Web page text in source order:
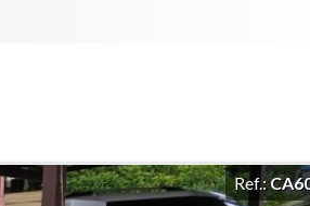
Casa Duplex (8) Ref.: